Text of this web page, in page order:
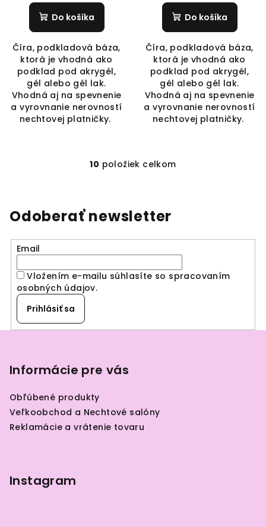
Do košíka
Číra, podkladová báza,
ktorá je vhodná ako
podklad pod akrygél,
gél alebo gél lak.
Vhodná aj na spevnenie
a vyrovnanie nerovností
nechtovej platničky.
Do košíka
Číra, podkladová báza,
ktorá je vhodná ako
podklad pod akrygél,
gél alebo gél lak.
Vhodná aj na spevnenie
a vyrovnanie nerovností
nechtovej platničky.
O
á
d
a
c
i
e
k
s
u
10 položiek celkom
Odoberať newsletter
Email
Vložením e-mailu súhlasíte so spracovaním
osobných údajov.
Prihlásiť sa
Informácie pre vás
Obľúbené produkty
Veľkoobchod a Nechtové salóny
Reklamácie a vrátenie tovaru
Instagram